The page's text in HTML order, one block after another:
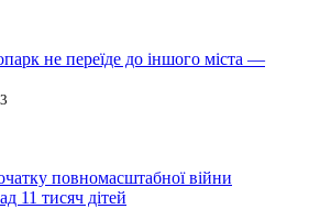
не переїде до іншого міста —
повномасштабної війни
11 тисяч дітей